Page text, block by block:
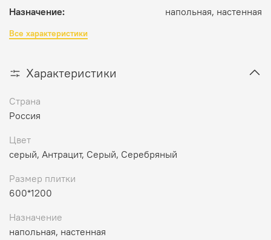
Назначение:
напольная, настенная
Все характеристики
Характеристики
Страна
Россия
Цвет
серый, Антрацит, Серый, Серебряный
Размер плитки
600*1200
Назначение
напольная, настенная